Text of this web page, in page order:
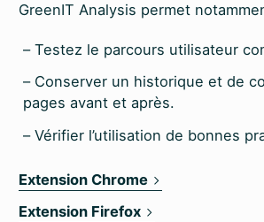
GreenIT Analysis permet
Testez le parcours utilisateur
Conserver un historique et de
pages avant et après.
Vérifier l’utilisation de bonnes
Extension Chrome
Extension Firefox